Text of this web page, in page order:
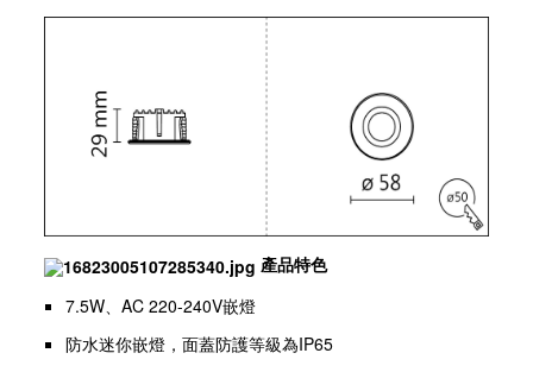
產品特色
7.5W、AC 220-240V嵌燈
防水迷你嵌燈，面蓋防護等級為IP65